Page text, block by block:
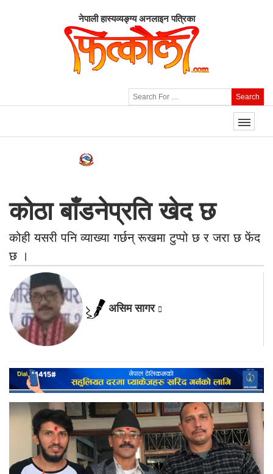
नेपाली हास्यव्यङ्ग्य अनलाइन पत्रिका
Search
कोठा बाँडनेप्रति खेद छ
कोही यसरी पनि व्याख्या गर्छन् रूखमा टुप्पो छ र जरा छ फेंद
छ ।
असिम सागर